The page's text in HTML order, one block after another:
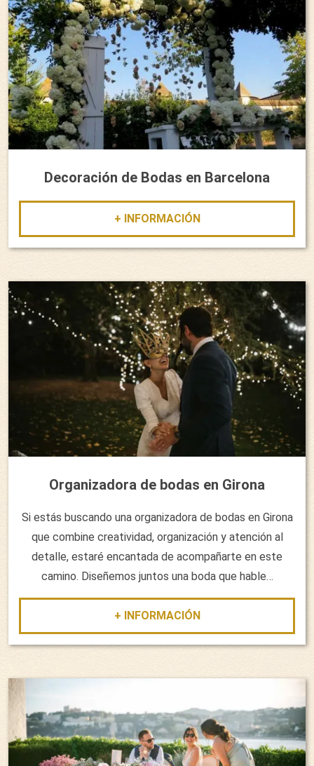
Decoración de Bodas en Barcelona
+ INFORMACIÓN
Organizadora de bodas en Girona
Si estás buscando una organizadora de bodas en Girona
que combine creatividad, organización y atención al
detalle, estaré encantada de acompañarte en este
camino. Diseñemos juntos una boda que hable…
+ INFORMACIÓN